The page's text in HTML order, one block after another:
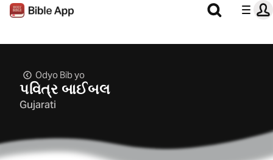
Odyo Bib yo
પવિત્ર બાઈબલ
Gujarati